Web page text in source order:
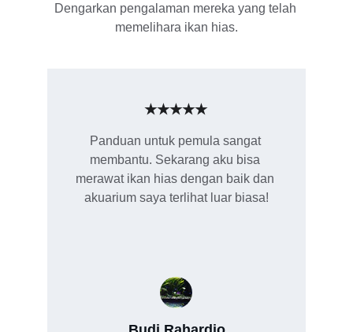
Dengarkan pengalaman mereka yang telah
memelihara ikan hias.
Panduan untuk pemula sangat
membantu. Sekarang aku bisa
merawat ikan hias dengan baik dan
akuarium saya terlihat luar biasa!
★★★★★